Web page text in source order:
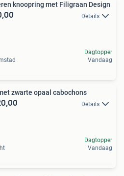
Zilveren knoopring met Filigraan Design
Details
Dagtopper
Vandaag
zwarte opaal cabochons
Details
Dagtopper
Vandaag